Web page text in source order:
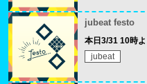
jubeat festo
本日3/31 10時
jubeat